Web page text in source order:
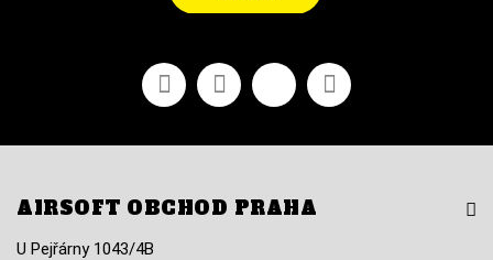
FacebookYouTubeVimeo Instagram
AIRSOFT OBCHOD PRAHA
U Pejřárny 1043/4B